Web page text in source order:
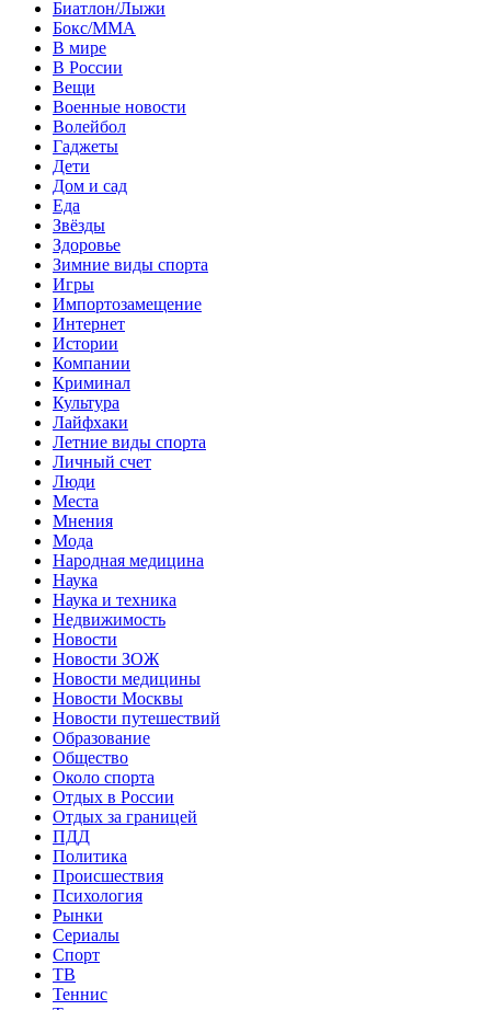
Биатлон/Лыжи
Бокс/MMA
В мире
В России
Вещи
Военные новости
Волейбол
Гаджеты
Дети
Дом и сад
Еда
Звёзды
Здоровье
Зимние виды спорта
Игры
Импортозамещение
Интернет
Истории
Компании
Криминал
Культура
Лайфхаки
Летние виды спорта
Личный счет
Люди
Места
Мнения
Мода
Народная медицина
Наука
Наука и техника
Недвижимость
Новости
Новости ЗОЖ
Новости медицины
Новости Москвы
Новости путешествий
Образование
Общество
Около спорта
Отдых в России
Отдых за границей
ПДД
Политика
Происшествия
Психология
Рынки
Сериалы
Спорт
ТВ
Теннис